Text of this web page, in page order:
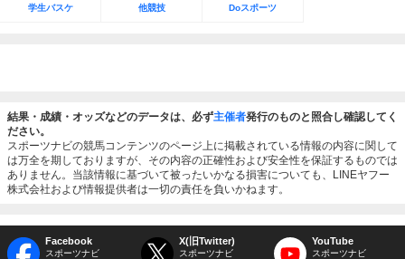
学生バスケ 他競技 Doスポーツ
結果・成績・オッズなどのデータは、必ず主催者発行のものと照合し確認してく
ださい。
スポーツナビの競馬コンテンツのページ上に掲載されている情報の内容に関して
は万全を期しておりますが、その内容の正確性および安全性を保証するものでは
ありません。当該情報に基づいて被ったいかなる損害についても、LINEヤフー
株式会社および情報提供者は一切の責任を負いかねます。
Facebook
スポーツナビ
X(旧Twitter)
スポーツナビ
YouTube
スポーツナビ